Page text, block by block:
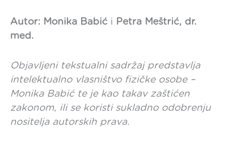
Autor: Monika Babić i Petra Meštrić, dr.
med.
Objavljeni tekstualni sadržaj predstavlja
intelektualno vlasništvo fizičke osobe –
Monika Babić te je kao takav zaštićen
zakonom, ili se koristi sukladno odobrenju
nositelja autorskih prava.